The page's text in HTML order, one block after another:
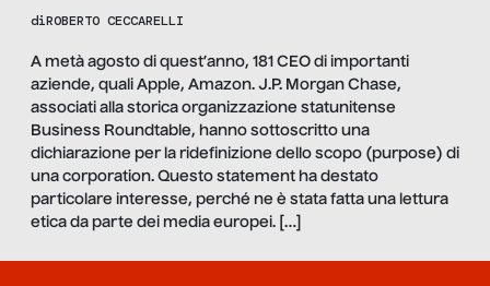
diROBERTO CECCARELLI
A metà agosto di quest’anno, 181 CEO di importanti
aziende, quali Apple, Amazon. J.P. Morgan Chase,
associati alla storica organizzazione statunitense
Business Roundtable, hanno sottoscritto una
dichiarazione per la ridefinizione dello scopo (purpose) di
una corporation. Questo statement ha destato
particolare interesse, perché ne è stata fatta una lettura
etica da parte dei media europei. […]